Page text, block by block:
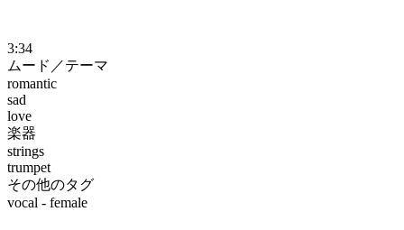
3:34
ムード／テーマ
romantic
sad
love
楽器
strings
trumpet
その他のタグ
vocal - female